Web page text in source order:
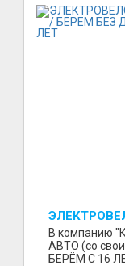
ВЕЛО,
ЛЮБОЙ
В компанию
АВТО (со
БЕРЁМ С 16